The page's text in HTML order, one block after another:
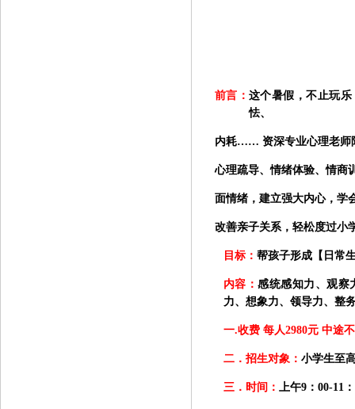
前言： 这个暑假，不止玩
怯、
内耗…… 资深专业心理老师
心理疏导、情绪体验、情商
面情绪，建立强大内心，学
改善亲子关系，轻松度过小
目标： 帮孩子形成【日常
内容：感统感知力、观察
力、想象力、领导力、整
一.收费 每人2980元 中途
二．招生对象： 小学生至
三．时间： 上午9：00-11